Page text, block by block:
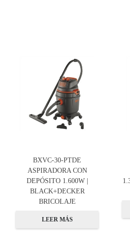
BXVC-30-PTDE
ASPIRADORA CON
DEPÓSITO 1.600W |
BLACK+DECKER
BRICOLAJE
LEER MÁS